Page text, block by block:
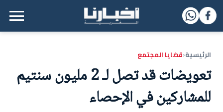
القائمة الرئيسية
الرئيسية‹قضايا المجتمع
تعويضات قد تصل لـ 2 مليون سنتيم
للمشاركين في الإحصاء